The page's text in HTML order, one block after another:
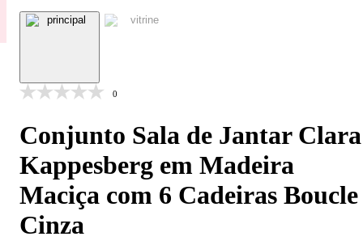
0
Conjunto Sala de Jantar Clara
Kappesberg em Madeira
Maciça com 6 Cadeiras Boucle
Cinza